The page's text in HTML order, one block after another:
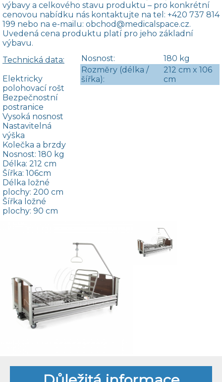
výbavy a celkového stavu produktu – pro konkrétní
cenovou nabídku nás kontaktujte na tel: +420 737 814
199 nebo na e-mailu: obchod@medicalspace.cz.
Uvedená cena produktu platí pro jeho základní
výbavu.
Technická data:
Elektricky
polohovací rošt
Bezpečnostní
postranice
Vysoká nosnost
Nastavitelná
výška
Kolečka a brzdy
Nosnost: 180 kg
Délka: 212 cm
Šířka: 106cm
Délka ložné
plochy: 200 cm
Šířka ložné
plochy: 90 cm
Nosnost:
180 kg
Rozměry (délka /
šířka):
212 cm x 106
cm